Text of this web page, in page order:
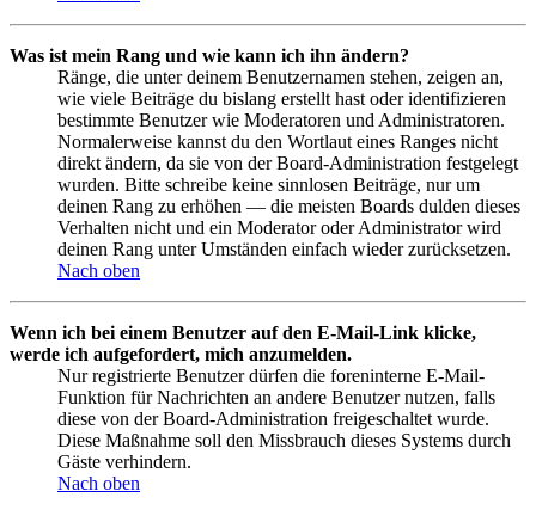
Was ist mein Rang und wie kann ich ihn ändern?
Ränge, die unter deinem Benutzernamen stehen, zeigen an,
wie viele Beiträge du bislang erstellt hast oder identifizieren
bestimmte Benutzer wie Moderatoren und Administratoren.
Normalerweise kannst du den Wortlaut eines Ranges nicht
direkt ändern, da sie von der Board-Administration festgelegt
wurden. Bitte schreibe keine sinnlosen Beiträge, nur um
deinen Rang zu erhöhen — die meisten Boards dulden dieses
Verhalten nicht und ein Moderator oder Administrator wird
deinen Rang unter Umständen einfach wieder zurücksetzen.
Nach oben
Wenn ich bei einem Benutzer auf den E-Mail-Link klicke,
werde ich aufgefordert, mich anzumelden.
Nur registrierte Benutzer dürfen die foreninterne E-Mail-
Funktion für Nachrichten an andere Benutzer nutzen, falls
diese von der Board-Administration freigeschaltet wurde.
Diese Maßnahme soll den Missbrauch dieses Systems durch
Gäste verhindern.
Nach oben